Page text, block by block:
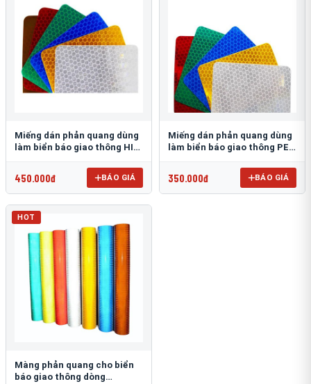
Miếng dán phản quang dùng
làm biển báo giao thông HIP
450.000đ BÁO GIÁ
Miếng dán phản quang dùng
làm biển báo giao thông PEG
350.000đ BÁO GIÁ
HOT
Màng phản quang cho biển
báo giao thông dòng